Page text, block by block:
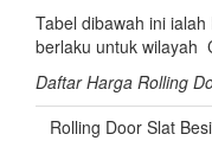
Tabel dibawah ini
berlaku untuk wilayah
Daftar Harga Rolling
Rolling Door Slat Besi